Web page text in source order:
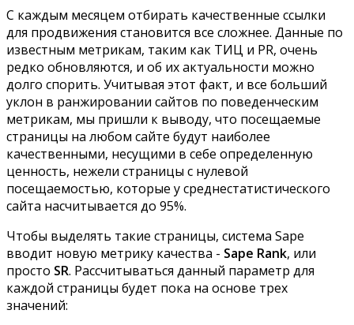
С каждым месяцем отбирать качественные ссылки
для продвижения становится все сложнее. Данные по
известным метрикам, таким как ТИЦ и PR, очень
редко обновляются, и об их актуальности можно
долго спорить. Учитывая этот факт, и все больший
уклон в ранжировании сайтов по поведенческим
метрикам, мы пришли к выводу, что посещаемые
страницы на любом сайте будут наиболее
качественными, несущими в себе определенную
ценность, нежели страницы с нулевой
посещаемостью, которые у среднестатистического
сайта насчитывается до 95%.
Чтобы выделять такие страницы, система Sape
вводит новую метрику качества - Sape Rank, или
просто SR. Рассчитываться данный параметр для
каждой страницы будет пока на основе трех
значений: